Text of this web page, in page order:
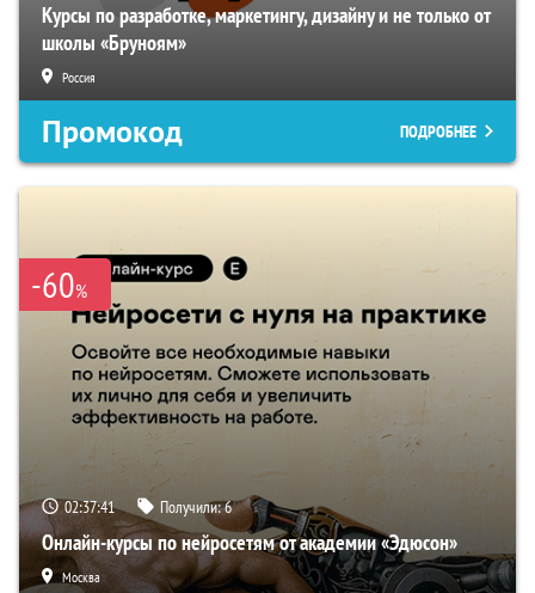
Курсы по разработке, маркетингу, дизайну и не только от
школы «Бруноям»
Россия
Промокод ПОДРОБНЕЕ
-60%
02:37:40 Получили:6
Онлайн-курсы по нейросетям от академии «Эдюсон»
Москва